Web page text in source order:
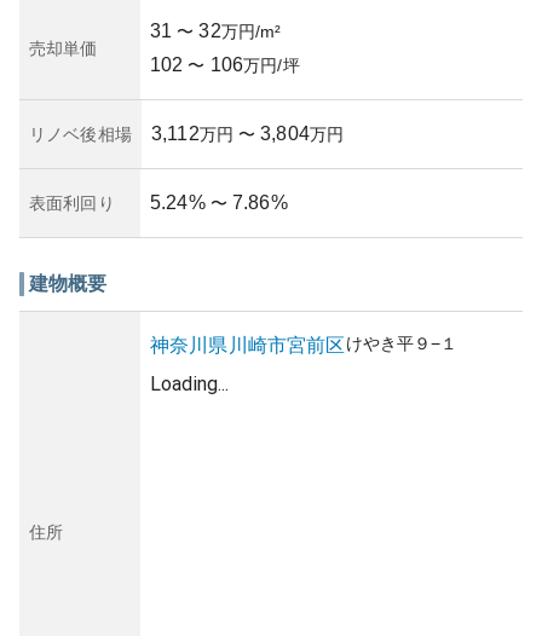
情報収集は効果的と考えられます。
売却単価
31 〜 32万円/m²
102 〜 106万円/坪
リノベ後相場 3,112万円 〜 3,804万円
表面利回り 5.24% 〜 7.86%
建物概要
住所
神奈川県 川崎市宮前区けやき平９−１
Loading...